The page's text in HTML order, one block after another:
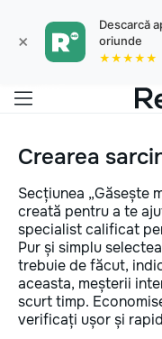
×
Descarcă
oriunde
★★★★★
Crearea
Secțiunea „Găsește
creată pentru a te
specialist calificat
Pur și simplu
trebuie de făcut,
aceasta, meșterii
scurt timp.
verificați ușor și